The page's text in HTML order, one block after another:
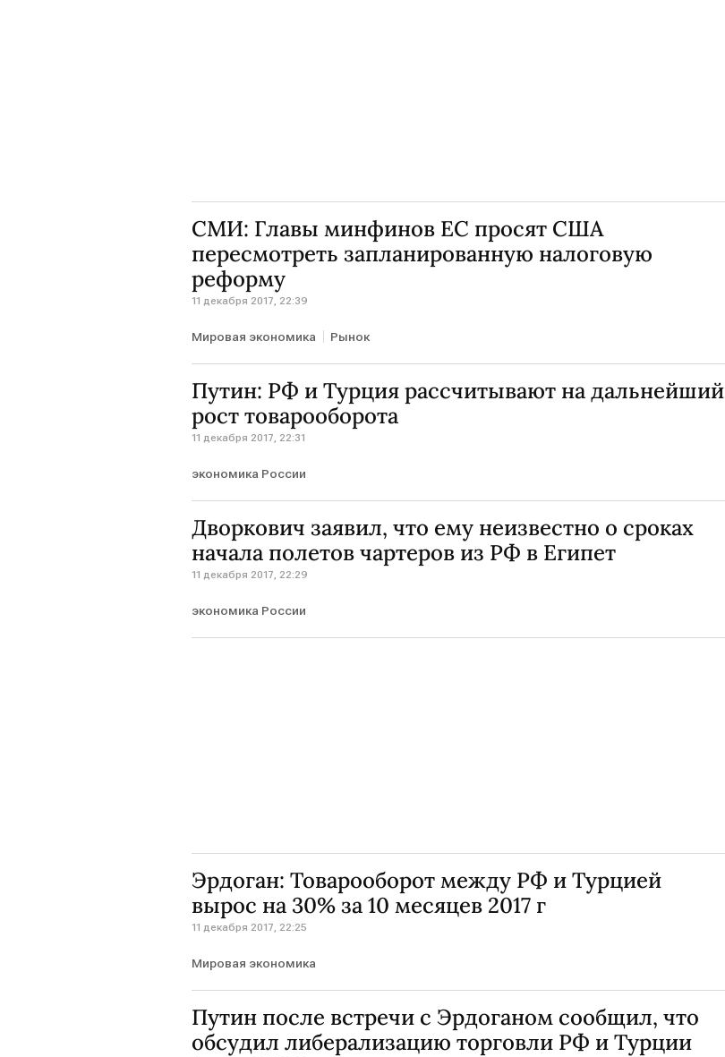
СМИ: Главы минфинов ЕС просят США
пересмотреть запланированную налоговую
реформу
11 декабря 2017, 22:39
Мировая экономика Рынок
Путин: РФ и Турция рассчитывают на дальнейший
рост товарооборота
11 декабря 2017, 22:31
экономика России
Дворкович заявил, что ему неизвестно о сроках
начала полетов чартеров из РФ в Египет
11 декабря 2017, 22:29
экономика России
Эрдоган: Товарооборот между РФ и Турцией
вырос на 30% за 10 месяцев 2017 г
11 декабря 2017, 22:25
Мировая экономика
Путин после встречи с Эрдоганом сообщил, что
обсудил либерализацию торговли РФ и Турции